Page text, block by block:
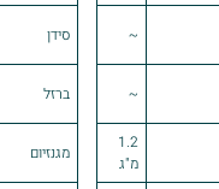
~ סידן
~ ברזל
1.2
מ"ג
מגנזיום